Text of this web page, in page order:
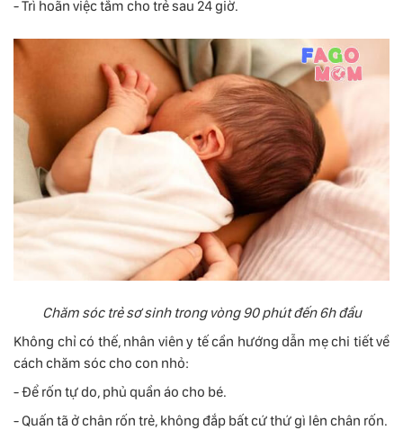
- Trì hoãn việc tắm cho trẻ sau 24 giờ.
Chăm sóc trẻ sơ sinh trong vòng 90 phút đến 6h đầu
Không chỉ có thế, nhân viên y tế cần hướng dẫn mẹ chi tiết về
cách chăm sóc cho con nhỏ:
- Để rốn tự do, phủ quần áo cho bé.
- Quấn tã ở chân rốn trẻ, không đắp bất cứ thứ gì lên chân rốn.